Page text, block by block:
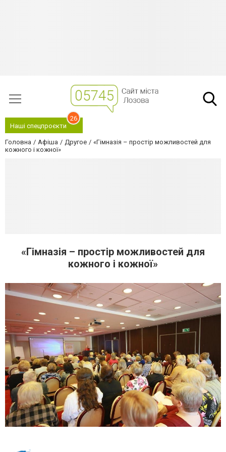
Наші спецпроєкти
26
Головна Афіша Другое
«Гімназія – простір можливостей для
кожного і кожної»
«Гімназія – простір можливостей для
кожного і кожної»